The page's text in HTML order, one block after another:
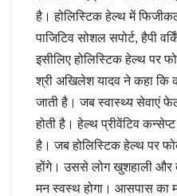
है। होलिस्टिक हेल्थ में
पाजिटिव सोशल सपोर्ट, हैपी
इसीलिए होलिस्टिक हेल्थ पर
श्री अखिलेश यादव ने कहा कि
जाती है। जब स्वास्थ्य सेवाएं
होती है। हेल्थ प्रीवेंटिव
है। जब होलिस्टिक हेल्थ पर
होंगे। उससे लोग खुशहाली और
मन स्वस्थ होगा। आसपास का